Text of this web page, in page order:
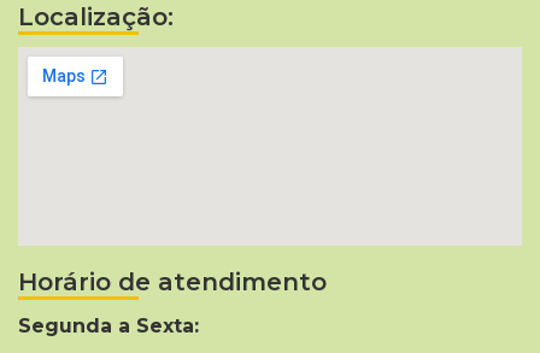
Localização:
Horário de atendimento
Segunda a Sexta: